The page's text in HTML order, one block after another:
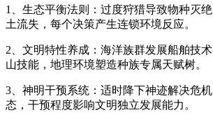
1、生态平衡法则：过度狩猎导致物种灭
土流失，每个决策产生连锁环境反应。
2、文明特性养成：海洋族群发展船舶技
山技能，地理环境塑造种族专属天赋树。
3、神明干预系统：适时降下神迹解决危
态，干预程度影响文明独立发展能力。